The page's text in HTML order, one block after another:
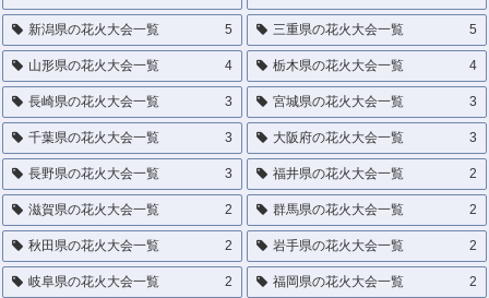
新潟県の花火大会一覧 5 三重県の花火大会一覧 5
山形県の花火大会一覧 4 栃木県の花火大会一覧 4
長崎県の花火大会一覧 3 宮城県の花火大会一覧 3
千葉県の花火大会一覧 3 大阪府の花火大会一覧 3
長野県の花火大会一覧 3 福井県の花火大会一覧 2
滋賀県の花火大会一覧 2 群馬県の花火大会一覧 2
秋田県の花火大会一覧 2 岩手県の花火大会一覧 2
岐阜県の花火大会一覧 2 福岡県の花火大会一覧 2